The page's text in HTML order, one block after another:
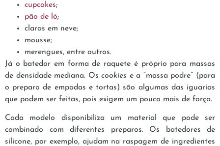
cupcakes;
pão de ló;
claras em neve;
mousse;
merengues, entre outros.
Já o batedor em forma de raquete é próprio para massas
de densidade mediana. Oscookies e a “massa podre” (para
o preparo de empadas e tortas) são algumas das iguarias
que podem ser feitas, pois exigem um pouco mais de força.
Cada modelo disponibiliza um material que pode ser
combinado com diferentes preparos. Os batedores de
silicone, por exemplo, ajudam na raspagem de ingredientes